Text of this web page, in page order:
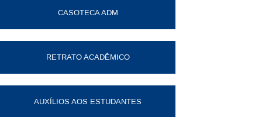
CASOTECA ADM
RETRATO ACADÊMICO
AUXÍLIOS AOS ESTUDANTES